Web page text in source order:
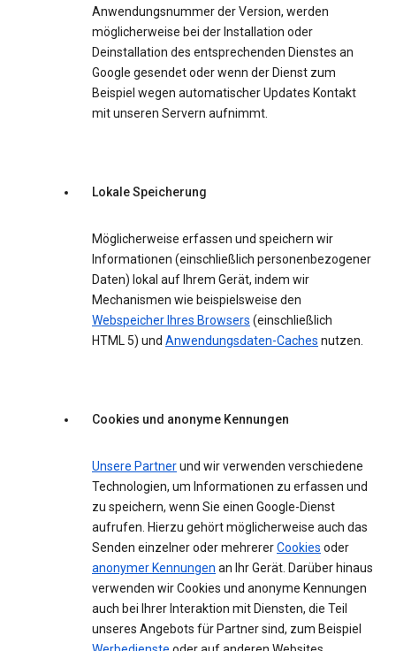
Anwendungsnummer der Version, werden
möglicherweise bei der Installation oder
Deinstallation des entsprechenden Dienstes an
Google gesendet oder wenn der Dienst zum
Beispiel wegen automatischer Updates Kontakt
mit unseren Servern aufnimmt.
Lokale Speicherung
Möglicherweise erfassen und speichern wir
Informationen (einschließlich personenbezogener
Daten) lokal auf Ihrem Gerät, indem wir
Mechanismen wie beispielsweise den
Webspeicher Ihres Browsers (einschließlich
HTML 5) und Anwendungsdaten-Caches nutzen.
Cookies und anonyme Kennungen
Unsere Partnerund wir verwenden verschiedene
Technologien, um Informationen zu erfassen und
zu speichern, wenn Sie einen Google-Dienst
aufrufen. Hierzu gehört möglicherweise auch das
Senden einzelner oder mehrererCookies oder
anonymer Kennungen an Ihr Gerät. Darüber hinaus
verwenden wir Cookies und anonyme Kennungen
auch bei Ihrer Interaktion mit Diensten, die Teil
unseres Angebots für Partner sind, zum Beispiel